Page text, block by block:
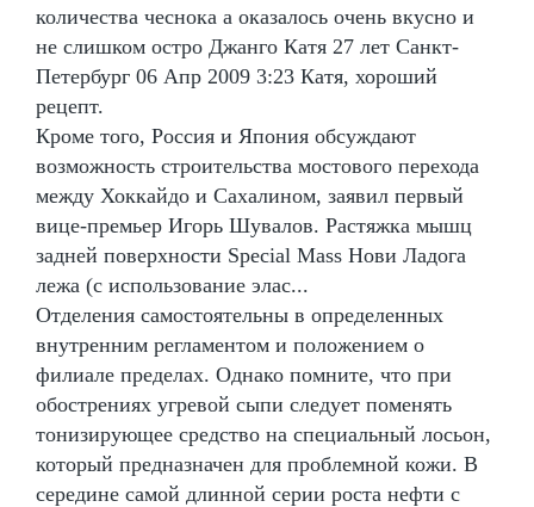
количества чеснока а оказалось очень вкусно и
не слишком остро Джанго Катя 27 лет Санкт-
Петербург 06 Апр 2009 3:23 Катя, хороший
рецепт.
Кроме того, Россия и Япония обсуждают
возможность строительства мостового перехода
между Хоккайдо и Сахалином, заявил первый
вице-премьер Игорь Шувалов. Растяжка мышц
задней поверхности Special Mass Нови Ладога
лежа (с использование элас...
Отделения самостоятельны в определенных
внутренним регламентом и положением о
филиале пределах. Однако помните, что при
обострениях угревой сыпи следует поменять
тонизирующее средство на специальный лосьон,
который предназначен для проблемной кожи. В
середине самой длинной серии роста нефти с